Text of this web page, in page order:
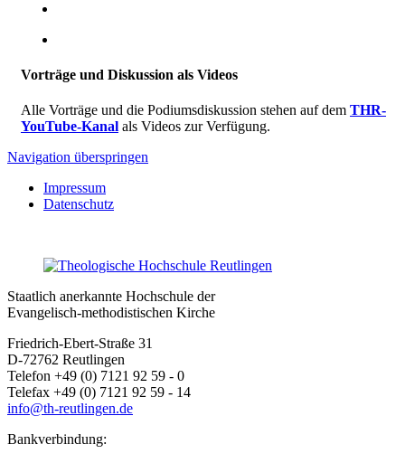
Vorträge und Diskussion als Videos
Alle Vorträge und die Podiumsdiskussion stehen auf dem THR-
YouTube-Kanal als Videos zur Verfügung.
Navigation überspringen
Impressum
Datenschutz
Staatlich anerkannte Hochschule der
Evangelisch-methodistischen Kirche
Friedrich-Ebert-Straße 31
D-72762 Reutlingen
Telefon +49 (0) 7121 92 59 - 0
Telefax +49 (0) 7121 92 59 - 14
info@th-reutlingen.de
Bankverbindung: